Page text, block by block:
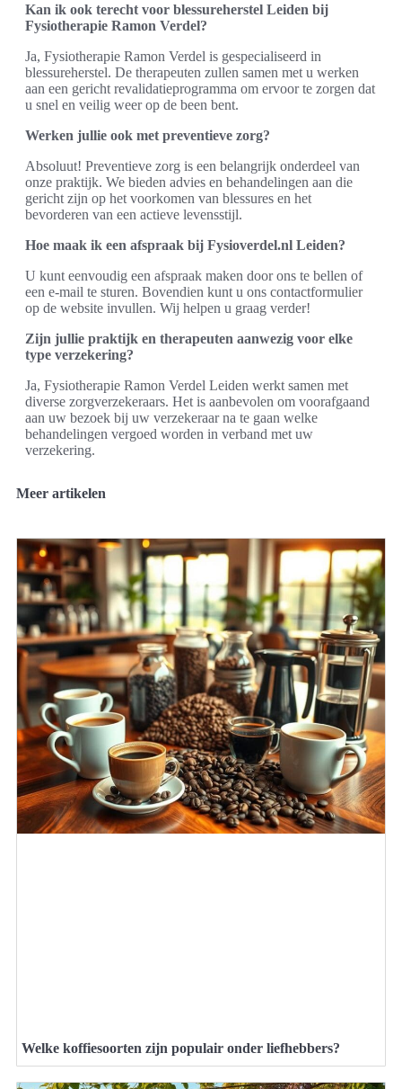
Kan ik ook terecht voor blessureherstel Leiden bij
Fysiotherapie Ramon Verdel?
Ja, Fysiotherapie Ramon Verdel is gespecialiseerd in
blessureherstel. De therapeuten zullen samen met u werken
aan een gericht revalidatieprogramma om ervoor te zorgen dat
u snel en veilig weer op de been bent.
Werken jullie ook met preventieve zorg?
Absoluut! Preventieve zorg is een belangrijk onderdeel van
onze praktijk. We bieden advies en behandelingen aan die
gericht zijn op het voorkomen van blessures en het
bevorderen van een actieve levensstijl.
Hoe maak ik een afspraak bij Fysioverdel.nl Leiden?
U kunt eenvoudig een afspraak maken door ons te bellen of
een e-mail te sturen. Bovendien kunt u ons contactformulier
op de website invullen. Wij helpen u graag verder!
Zijn jullie praktijk en therapeuten aanwezig voor elke
type verzekering?
Ja, Fysiotherapie Ramon Verdel Leiden werkt samen met
diverse zorgverzekeraars. Het is aanbevolen om voorafgaand
aan uw bezoek bij uw verzekeraar na te gaan welke
behandelingen vergoed worden in verband met uw
verzekering.
Meer artikelen
Welke koffiesoorten zijn populair onder liefhebbers?